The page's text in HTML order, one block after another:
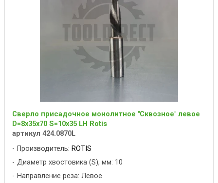
Сверло присадочное монолитное "Сквозное" левое
D=8x35x70 S=10x35 LH Rotis
артикул 424.0870L
Производитель: ROTIS
Диаметр хвостовика (S), мм: 10
Направление реза: Левое